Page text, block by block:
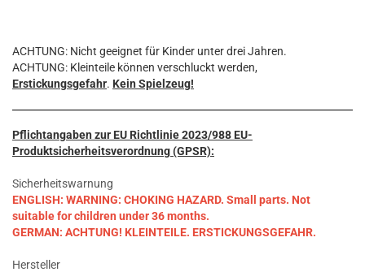
ACHTUNG: Nicht geeignet für Kinder unter drei Jahren.
ACHTUNG: Kleinteile können verschluckt werden,
Erstickungsgefahr. Kein Spielzeug!
Pflichtangaben zur EU Richtlinie 2023/988 EU-
Produktsicherheitsverordnung (GPSR):
Sicherheitswarnung
ENGLISH: WARNING: CHOKING HAZARD. Small parts. Not
suitable for children under 36 months.
GERMAN: ACHTUNG! KLEINTEILE. ERSTICKUNGSGEFAHR.
Hersteller